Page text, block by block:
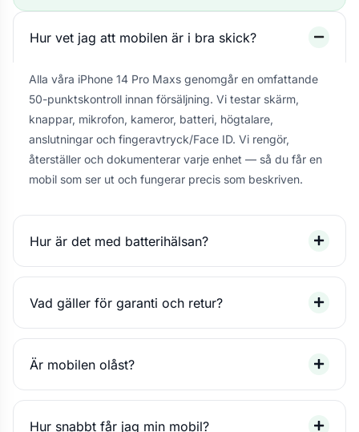
Hur vet jag att mobilen är i bra skick?
Alla våra iPhone 14 Pro Maxs genomgår en omfattande
50-punktskontroll innan försäljning. Vi testar skärm,
knappar, mikrofon, kameror, batteri, högtalare,
anslutningar och fingeravtryck/Face ID. Vi rengör,
återställer och dokumenterar varje enhet — så du får en
mobil som ser ut och fungerar precis som beskriven.
Hur är det med batterihälsan?
Vad gäller för garanti och retur?
Är mobilen olåst?
Hur snabbt får jag min mobil?